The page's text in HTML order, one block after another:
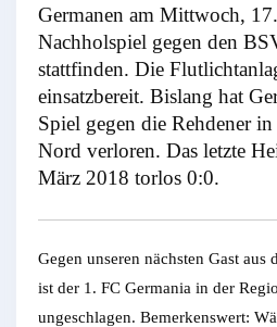
Germanen am Mittwoch,
Nachholspiel gegen den
stattfinden. Die
einsatzbereit. Bislang hat
Spiel gegen die Rehdener
Nord verloren. Das letzte
März 2018 torlos 0:0.
Gegen unseren nächsten Gast
ist der 1. FC Germania in der
ungeschlagen. Bemerkenswert: